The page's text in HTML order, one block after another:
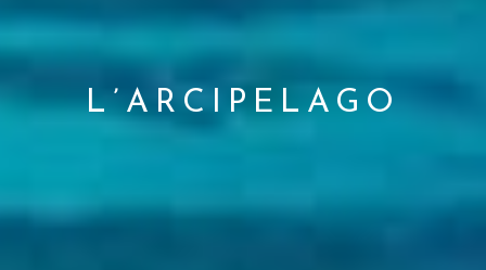
L’ARCIPELAGO